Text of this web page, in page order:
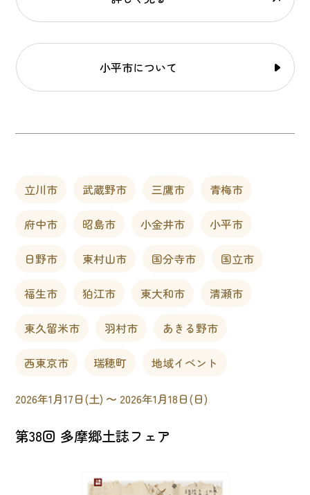
小平市について
立川市 武蔵野市 三鷹市 青梅市
府中市 昭島市 小金井市 小平市
日野市 東村山市 国分寺市 国立市
福生市 狛江市 東大和市 清瀬市
東久留米市 羽村市 あきる野市
西東京市 瑞穂町 地域イベント
2026年1月17日(土) 〜 2026年1月18日(日)
第38回 多摩郷土誌フェア